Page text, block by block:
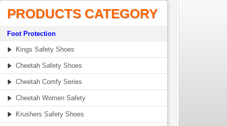
PRODUCTS CATEGORY
Foot Protection
Kings Safety Shoes
Cheetah Safety Shoes
Cheetah Comfy Series
Cheetah Women Safety
Krushers Safety Shoes